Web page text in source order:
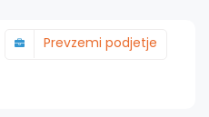
Prevzemi podjetje